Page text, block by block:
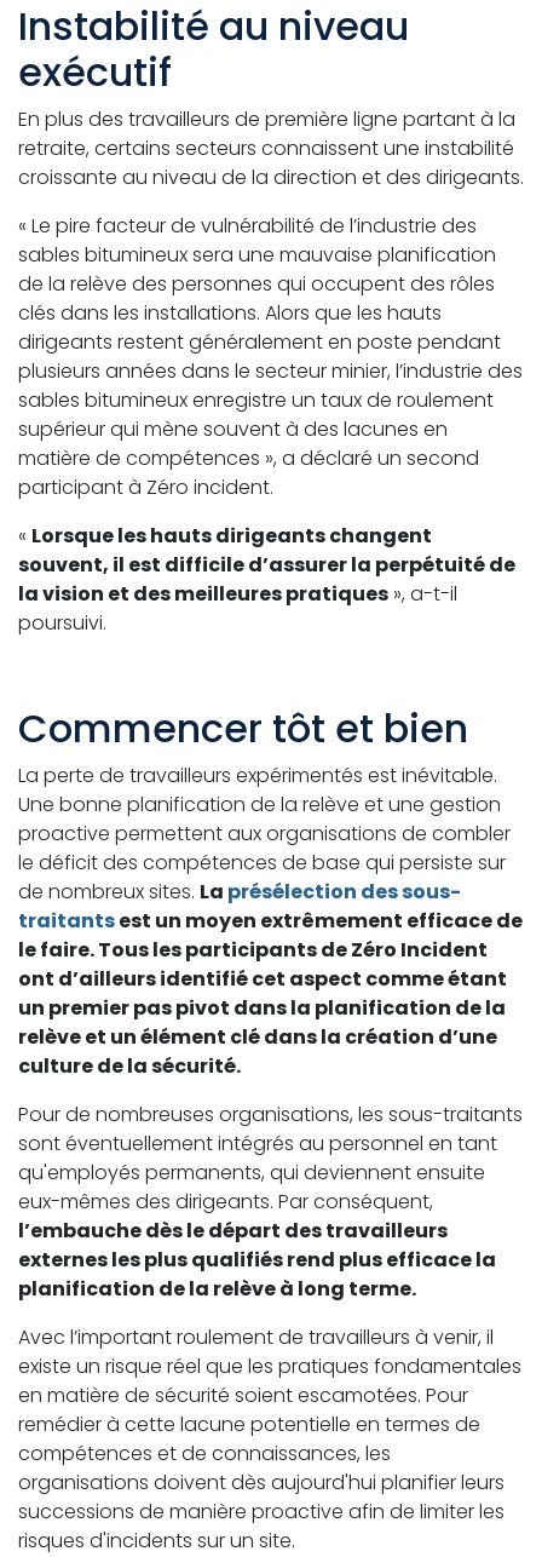
Instabilité au niveau
exécutif
En plus des travailleurs de première ligne partant à la
retraite, certains secteurs connaissent une instabilité
croissante au niveau de la direction et des dirigeants.
« Le pire facteur de vulnérabilité de l’industrie des
sables bitumineux sera une mauvaise planification
de la relève des personnes qui occupent des rôles
clés dans les installations. Alors que les hauts
dirigeants restent généralement en poste pendant
plusieurs années dans le secteur minier, l’industrie des
sables bitumineux enregistre un taux de roulement
supérieur qui mène souvent à des lacunes en
matière de compétences », a déclaré un second
participant à Zéro incident.
« Lorsque les hauts dirigeants changent
souvent, il est difficile d’assurer la perpétuité de
la vision et des meilleures pratiques », a-t-il
poursuivi.
Commencer tôt et bien
La perte de travailleurs expérimentés est inévitable.
Une bonne planification de la relève et une gestion
proactive permettent aux organisations de combler
le déficit des compétences de base qui persiste sur
de nombreux sites. La présélection des sous-
traitantsest un moyen extrêmement efficace de
le faire. Tous les participants de Zéro Incident
ont d’ailleurs identifié cet aspect comme étant
un premier pas pivot dans la planification de la
relève et un élément clé dans la création d’une
culture de la sécurité.
Pour de nombreuses organisations, les sous-traitants
sont éventuellement intégrés au personnel en tant
qu'employés permanents, qui deviennent ensuite
eux-mêmes des dirigeants. Par conséquent,
l’embauche dès le départ des travailleurs
externes les plus qualifiés rend plus efficace la
planification de la relève à long terme.
Avec l’important roulement de travailleurs à venir, il
existe un risque réel que les pratiques fondamentales
en matière de sécurité soient escamotées. Pour
remédier à cette lacune potentielle en termes de
compétences et de connaissances, les
organisations doivent dès aujourd'hui planifier leurs
successions de manière proactive afin de limiter les
risques d'incidents sur un site.